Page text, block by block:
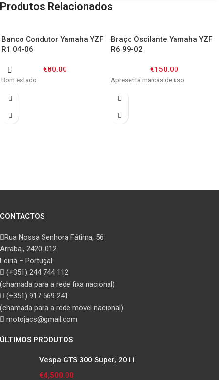
Produtos Relacionados
Banco Condutor Yamaha YZF
R1 04-06
€80.00
Bom estado
Braço Oscilante Yamaha YZF
R6 99-02
€150.00
Apresenta marcas de uso
CONTACTOS
Rua Nossa Senhora Fátima, 56
Arrabal, 2420-012
Leiria – Portugal
(+351) 244 744 112
(chamada para a rede fixa nacional)
(+351) 917 569 241
(chamada para a rede movel nacional)
motojacs@gmail.com
ÚLTIMOS PRODUTOS
Vespa GTS 300 Super, 2011
€4,500.00